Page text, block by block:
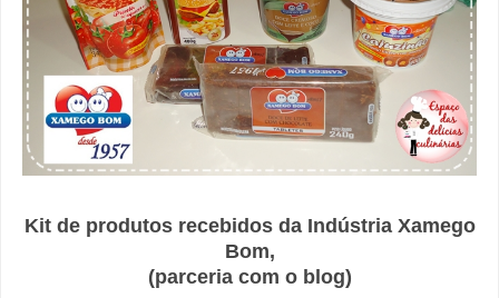
Kit de produtos recebidos da Indústria Xamego
Bom,
(parceria com o blog)